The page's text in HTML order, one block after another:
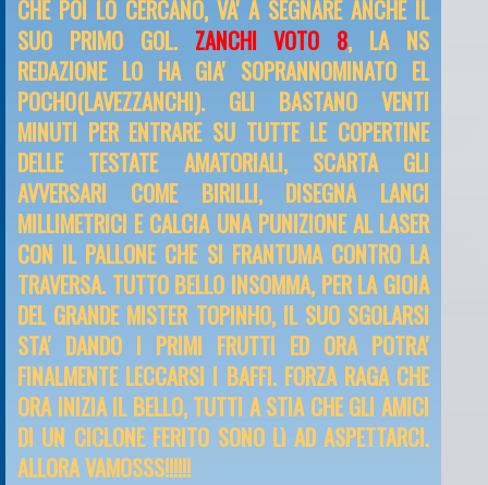
CHE POI LO CERCANO, VA' A SEGNARE ANCHE IL
SUO PRIMO GOL. ZANCHI VOTO 8, LA NS
REDAZIONE LO HA GIA' SOPRANNOMINATO EL
POCHO(LAVEZZANCHI). GLI BASTANO VENTI
MINUTI PER ENTRARE SU TUTTE LE COPERTINE
DELLE TESTATE AMATORIALI, SCARTA GLI
AVVERSARI COME BIRILLI, DISEGNA LANCI
MILLIMETRICI E CALCIA UNA PUNIZIONE AL LASER
CON IL PALLONE CHE SI FRANTUMA CONTRO LA
TRAVERSA. TUTTO BELLO INSOMMA, PER LA GIOIA
DEL GRANDE MISTER TOPINHO, IL SUO SGOLARSI
STA' DANDO I PRIMI FRUTTI ED ORA POTRA'
FINALMENTE LECCARSI I BAFFI. FORZA RAGA CHE
ORA INIZIA IL BELLO, TUTTI A STIA CHE GLI AMICI
DI UN CICLONE FERITO SONO Lì AD ASPETTARCI.
ALLORA VAMOSSS!!!!!!